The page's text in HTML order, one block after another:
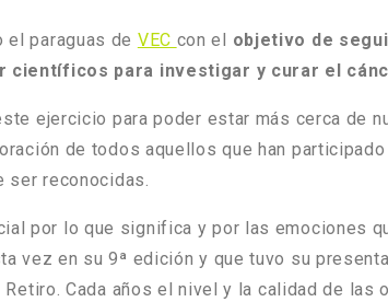
paraguas de VEC con el objetivo de
científicos para investigar y curar el
ejercicio para poder estar más cerca de
de todos aquellos que han
ser reconocidas.
por lo que significa y por las emociones
vez en su 9ª edición y que tuvo su
Cada años el nivel y la calidad de las